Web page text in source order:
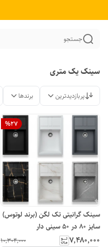
جستجو
سینک یک متری
پربازدیدترین برندها
%27
سینک گرانیتی تک لگن (برند لوتوس)
سایز 80 در 50 سینی دار
۷٬۴۸۰٬۰۰۰ ۱۰٬۳۰۴٬۰۰۰